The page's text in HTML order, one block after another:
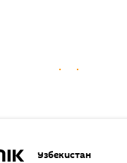
Узбекистан